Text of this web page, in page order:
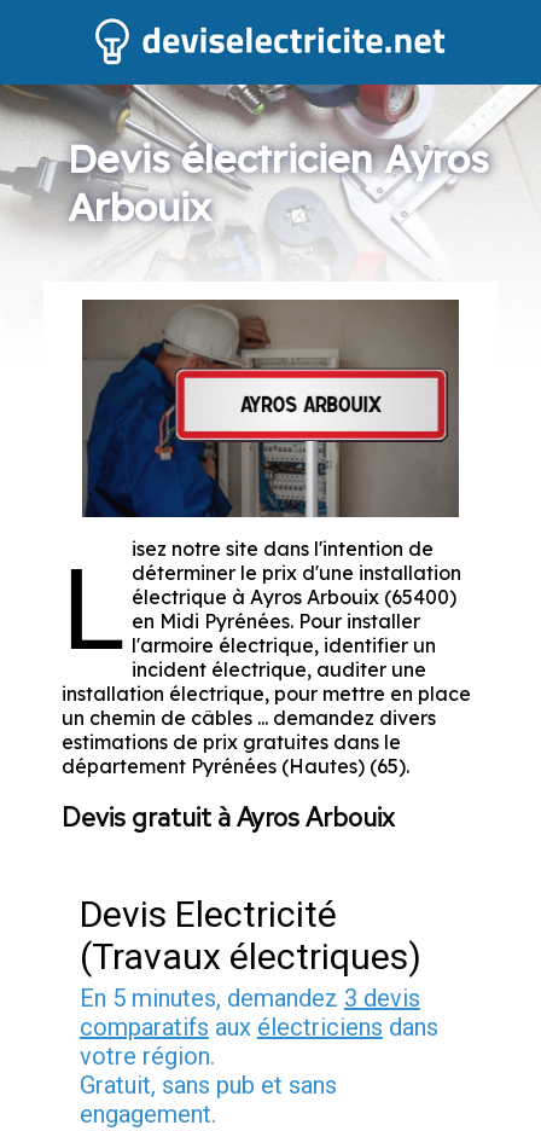
Devis électricien Ayros
Arbouix
L isez notre site dans l'intention de
déterminer le prix d'une installation
électrique à Ayros Arbouix (65400)
en Midi Pyrénées. Pour installer
l'armoire électrique, identifier un
incident électrique, auditer une
installation électrique, pour mettre en place
un chemin de câbles ... demandez divers
estimations de prix gratuites dans le
département Pyrénées (Hautes) (65).
Devis gratuit à Ayros Arbouix
Devis Electricité
(Travaux électriques)
En 5 minutes, demandez 3 devis
comparatifs aux électriciens dans
votre région.
Gratuit, sans pub et sans
engagement.